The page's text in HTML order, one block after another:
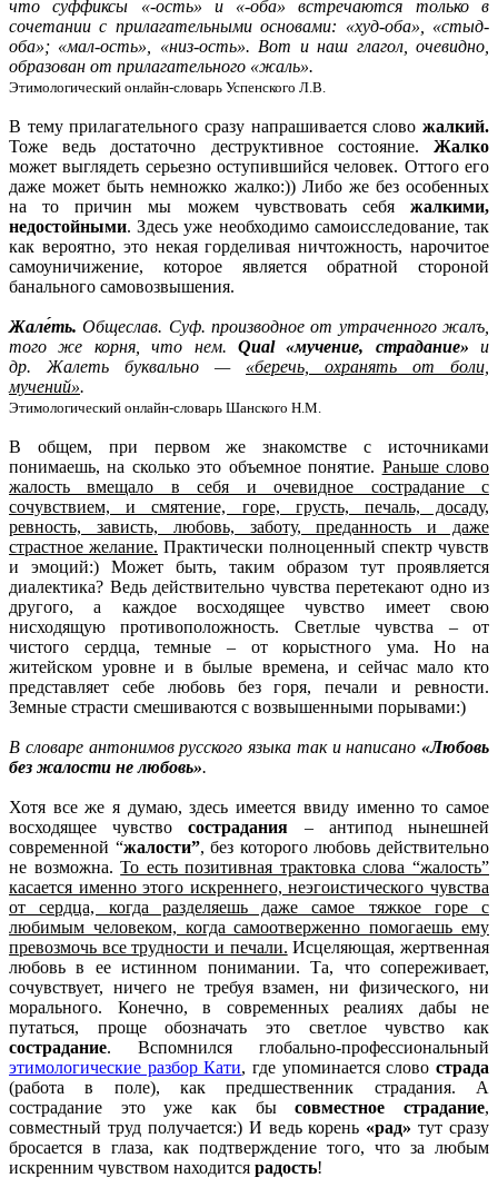
что суффиксы «-ость» и «-оба» встречаются только в
сочетании с прилагательными основами: «худ-оба», «стыд-
оба»; «мал-ость», «низ-ость». Вот и наш глагол, очевидно,
образован от прилагательного «жаль».
Этимологический онлайн-словарь Успенского Л.В.
В тему прилагательного сразу напрашивается слово жалкий.
Тоже ведь достаточно деструктивное состояние. Жалко
может выглядеть серьезно оступившийся человек. Оттого его
даже может быть немножко жалко:)) Либо же без особенных
на то причин мы можем чувствовать себя жалкими,
недостойными. Здесь уже необходимо самоисследование, так
как вероятно, это некая горделивая ничтожность, нарочитое
самоуничижение, которое является обратной стороной
банального самовозвышения.
Жале́ть. Общеслав. Суф. производное от утраченного жалъ,
того же корня, что нем. Qual «мучение, страдание» и
др. Жалеть буквально — «беречь, охранять от боли,
мучений».
Этимологический онлайн-словарь Шанского Н.М.
В общем, при первом же знакомстве с источниками
понимаешь, на сколько это объемное понятие. Раньше слово
жалость вмещало в себя и очевидное сострадание с
сочувствием, и смятение, горе, грусть, печаль, досаду,
ревность, зависть, любовь, заботу, преданность и даже
страстное желание. Практически полноценный спектр чувств
и эмоций:) Может быть, таким образом тут проявляется
диалектика? Ведь действительно чувства перетекают одно из
другого, а каждое восходящее чувство имеет свою
нисходящую противоположность. Светлые чувства – от
чистого сердца, темные – от корыстного ума. Но на
житейском уровне и в былые времена, и сейчас мало кто
представляет себе любовь без горя, печали и ревности.
Земные страсти смешиваются с возвышенными порывами:)
В словаре антонимов русского языка так и написано «Любовь
без жалости не любовь».
Хотя все же я думаю, здесь имеется ввиду именно то самое
восходящее чувствосострадания – антипод нынешней
современной “жалости”, без которого любовь действительно
не возможна.То есть позитивная трактовка слова “жалость”
касается именно этого искреннего, неэгоистического чувства
от сердца, когда разделяешь даже самое тяжкое горе с
любимым человеком, когда самоотверженно помогаешь ему
превозмочь все трудности и печали. Исцеляющая, жертвенная
любовь в ее истинном понимании. Та, что сопереживает,
сочувствует, ничего не требуя взамен, ни физического, ни
морального. Конечно, в современных реалиях дабы не
путаться, проще обозначать это светлое чувство как
сострадание. Вспомнился глобально-профессиональный
этимологические разбор Кати, где упоминается словострада
(работа в поле), как предшественник страдания. А
сострадание это уже как бысовместное страдание,
совместный труд получается:) И ведь корень «рад» тут сразу
бросается в глаза, как подтверждение того, что за любым
искренним чувством находится радость!